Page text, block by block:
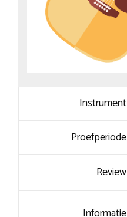
Instrument
Proefperiode
Review
Informatie